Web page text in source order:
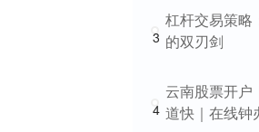
3
杠杆交易策略
的双刃剑
4
云南股票开户
道快｜在线钟